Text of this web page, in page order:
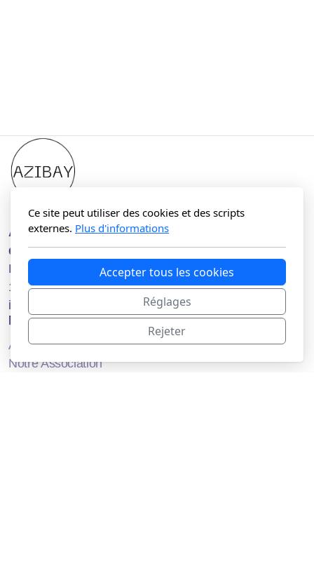
Association des entreprises de la zone industrielle
du Bois-de-Bay
Route du Bois-de-Bay 25b
1242 Satigny
info@azibay.ch
Menu principal
Accueil
Notre Association
Ce site peut utiliser des cookies et des scripts
externes. Plus d'informations
Accepter tous les cookies
Réglages
Rejeter